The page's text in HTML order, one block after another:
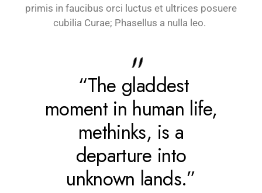
primis in faucibus orci luctus et ultrices posuere
cubilia Curae; Phasellus a nulla leo.
“The gladdest
moment in human life,
methinks, is a
departure into
unknown lands.”